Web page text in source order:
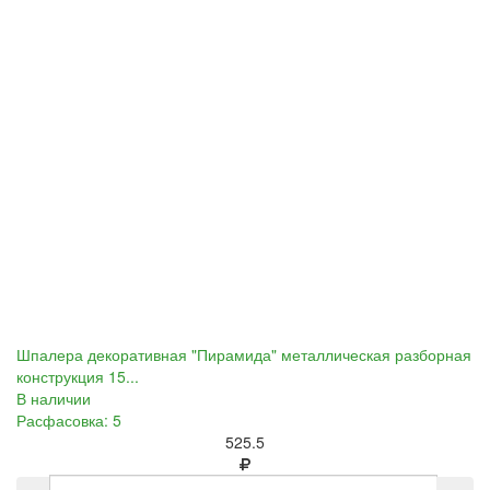
Шпалера декоративная "Пирамида" металлическая разборная
конструкция 15...
В наличии
Расфасовка: 5
525.5